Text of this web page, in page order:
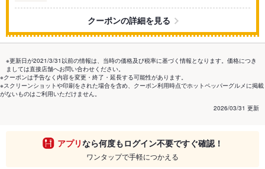
クーポンの詳細を見る
※更新日が2021/3/31以前の情報は、当時の価格及び税率に基づく情報となります。価格につき
ましては直接店舗へお問い合わせください。
※クーポンは予告なく内容を変更・終了・延長する可能性があります。
※スクリーンショットや印刷をされた場合を含め、クーポン利用時点でホットペッパーグルメに掲載
がないものはご利用いただけません。
2026/03/31 更新
アプリなら何度もログイン不要ですぐ確認！
ワンタップで手軽につかえる